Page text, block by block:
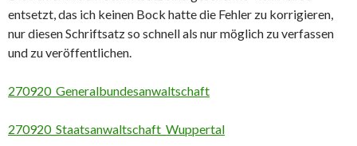
entsetzt, das ich keinen Bock hatte die Fehler zu korrigieren,
nur diesen Schriftsatz so schnell als nur möglich zu verfassen
und zu veröffentlichen.
270920_Generalbundesanwaltschaft
270920_Staatsanwaltschaft_Wuppertal